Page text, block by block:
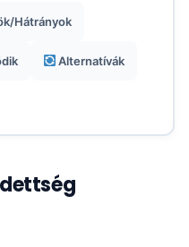
Hátrányok
Alternatívák